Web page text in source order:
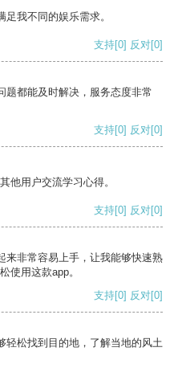
我不同的娱乐需求。
支持[0] 反对[0]
题都能及时解决，服务态度非常
支持[0] 反对[0]
他用户交流学习心得。
支持[0] 反对[0]
来非常容易上手，让我能够快速熟
使用这款app。
支持[0] 反对[0]
轻松找到目的地，了解当地的风土